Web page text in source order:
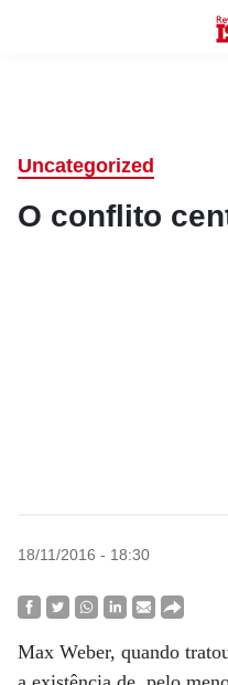
Uncategorized
O conflito
18/11/2016 - 18:30
Max Weber, quando